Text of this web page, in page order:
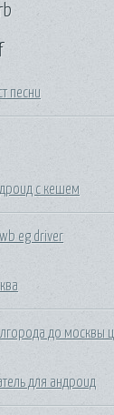
песни
с кешем
eg driver
до москвы
для андроид